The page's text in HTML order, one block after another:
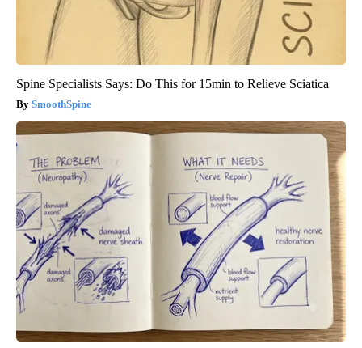
Spine Specialists Says: Do This for 15min to Relieve Sciatica
SmoothSpine